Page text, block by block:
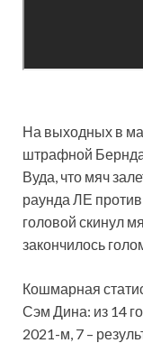
На выходных в
штрафной Бернда
Вуда, что мяч
раунда ЛЕ
головой скинул
закончилось
Кошмарная
Сэм Дина: из 14
2021-м, 7 –